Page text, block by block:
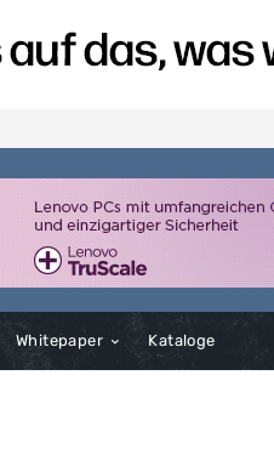
Whitepaper Kataloge